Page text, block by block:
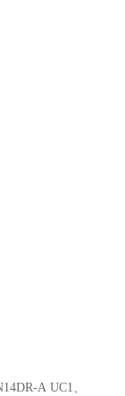
A UC1、